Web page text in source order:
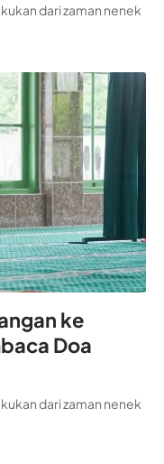
dari zaman nenek
ke
Doa
dari zaman nenek